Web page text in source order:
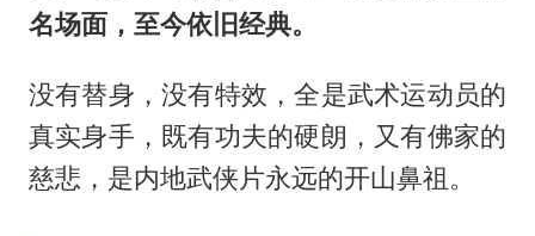
名场面，至今依旧经典。
没有替身，没有特效，全是武术运动员的
真实身手，既有功夫的硬朗，又有佛家的
慈悲，是内地武侠片永远的开山鼻祖。